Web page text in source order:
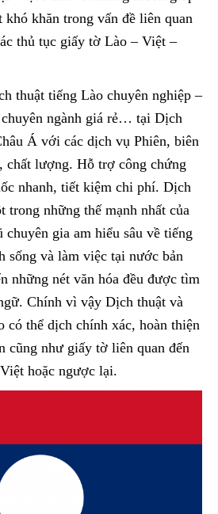
khăn trong vấn đề liên quan
thủ tục giấy tờ Lào – Việt –
thuật tiếng Lào chuyên nghiệp –
ngành giá rẻ… tại Dịch
Á với các dịch vụ Phiên, biên
chất lượng. Hỗ trợ công chứng
nhanh, tiết kiệm chi phí. Dịch
trong những thế mạnh nhất của
gia am hiểu sâu về tiếng
sống và làm việc tại nước bản
những nét văn hóa đều được tìm
Chính vì vậy Dịch thuật và
có thể dịch chính xác, hoàn thiện
cũng như giấy tờ liên quan đến
hoặc ngược lại.